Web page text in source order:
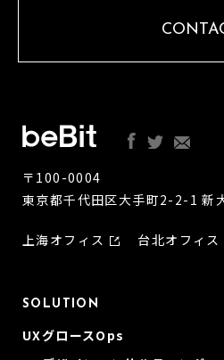
〒100-0004
東京都千代田区大手町2-2-1 新
上海オフィス 台北オフィス
SOLUTION
UXグロースOps